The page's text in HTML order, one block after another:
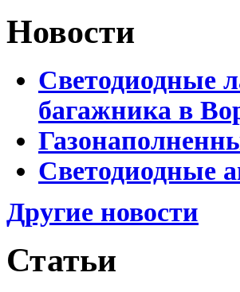
Новости
Светодиодные
багажника в
Светодиодные
Другие новости
Статьи